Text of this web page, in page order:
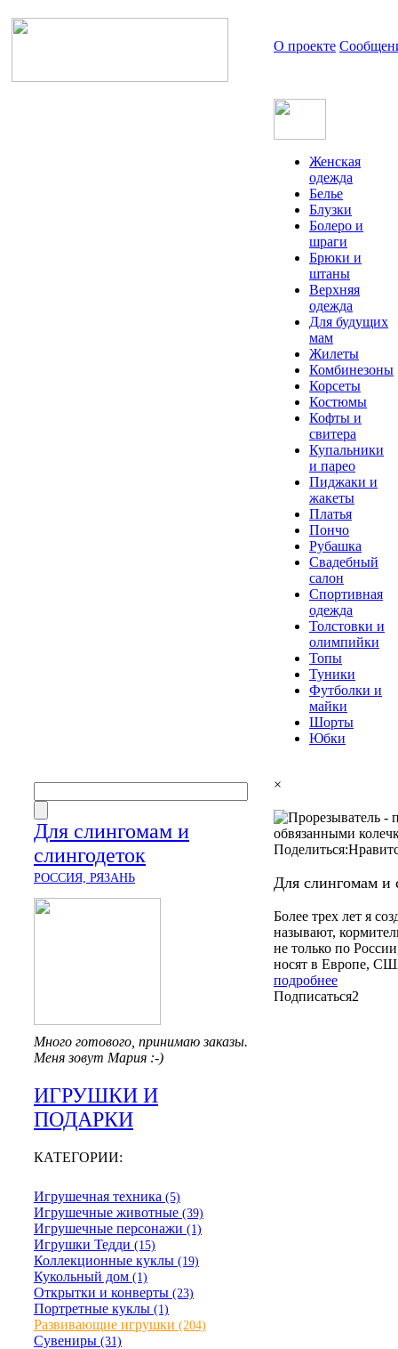
О проекте
Женская
одежда
Белье
Блузки
Болеро и
шраги
Брюки и
штаны
Верхняя
одежда
Для будущих
мам
Жилеты
Комбинезоны
Корсеты
Костюмы
Кофты и
свитера
Купальники
и парео
Пиджаки и
жакеты
Платья
Пончо
Рубашка
Свадебный
салон
Спортивная
одежда
Толстовки и
олимпийки
Топы
Туники
Футболки и
майки
Шорты
Юбки
Для слингомам и
слингодеток
РОССИЯ, РЯЗАНЬ
Много готового, принимаю заказы.
Меня зовут Мария :-)
ИГРУШКИ И
ПОДАРКИ
КАТЕГОРИИ:
Игрушечная техника (5)
Игрушечные животные (39)
Игрушечные персонажи (1)
Игрушки Тедди (15)
Коллекционные куклы (19)
Кукольный дом (1)
Открытки и конверты (23)
Портретные куклы (1)
Развивающие игрушки (204)
Сувениры (31)
×
Поделиться:
Для слингомам и
Более трех лет я
называют,
не только по
носят в Европе,
подробнее
Подписаться2